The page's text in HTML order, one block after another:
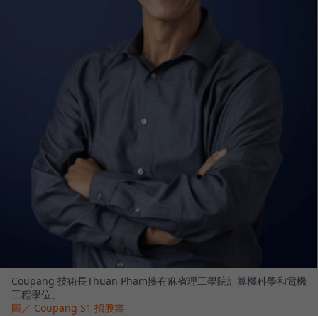
Coupang 技術長Thuan Pham擁有麻省理工學院計算機科學和電機
工程學位。
圖／ Coupang S1 招股書